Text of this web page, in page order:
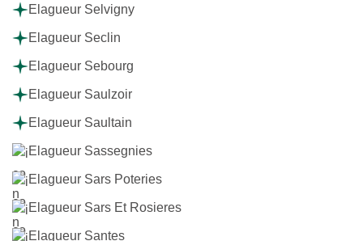
Elagueur Selvigny
Elagueur Seclin
Elagueur Sebourg
Elagueur Saulzoir
Elagueur Saultain
Elagueur Sassegnies
Elagueur Sars Poteries
Elagueur Sars Et Rosieres
Elagueur Santes